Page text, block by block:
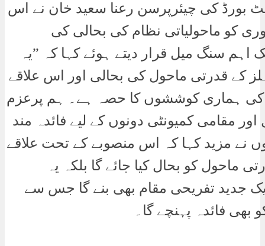
بورڈ کی چیئرپرسن رعنا سعید خان نے اس
کو ماحولیاتی نظام کی بحالی کی
سنگ میل قرار دیتے ہوئے کہا کہ ”یہ
کے قدرتی ماحول کی بحالی اور اس علاقے
کی ہماری کوششوں کا حصہ ہے۔ ہم پرعزم
مقامی کمیونٹی دونوں کے لیے فائدہ مند
نے مزید کہا کہ اس منصوبے کے تحت علاقے
ماحول کو بحال کیا جائے گا بلکہ یہ
جدید تفریحی مقام بھی بنے گا جس سے
فائدہ پہنچے گا۔